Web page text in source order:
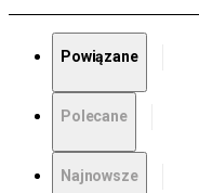
Powiązane
Polecane
Najnowsze